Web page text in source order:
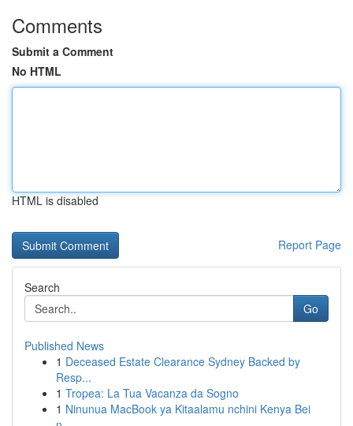
Comments
Submit a Comment
No HTML
HTML is disabled
Report Page
Search
Go
Published News
1 Deceased Estate Clearance Sydney Backed by
Resp...
1 Tropea: La Tua Vacanza da Sogno
1 Ninunua MacBook ya Kitaalamu nchini Kenya Bei